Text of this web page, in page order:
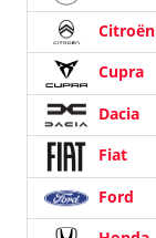
Citroën
Cupra
Dacia
Fiat
Ford